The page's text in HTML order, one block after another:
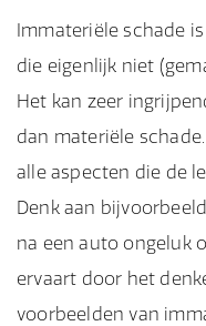
Immateriële schade
die eigenlijk niet
Het kan zeer
dan materiële
alle aspecten die de
Denk aan
na een auto ongeluk
ervaart door het
voorbeelden van